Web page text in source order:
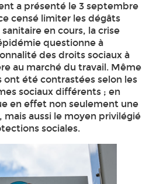
a présenté le 3 septembre
censé limiter les dégâts
en cours, la crise
questionne à
des droits sociaux à
au marché du travail. Même
ont été contrastées selon les
sociaux différents ; en
en effet non seulement une
aussi le moyen privilégié
sociales.